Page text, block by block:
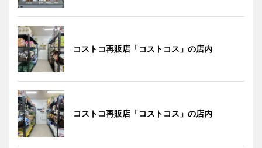
コストコ再販店「コストコス」の店内
コストコ再販店「コストコス」の店内